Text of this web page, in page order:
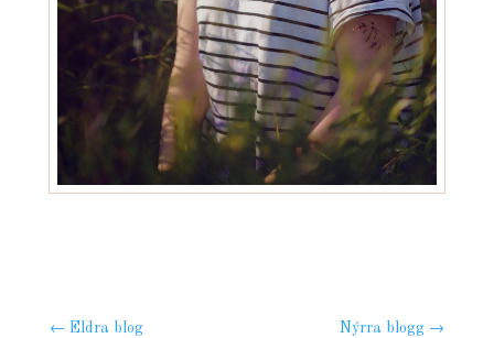
← Eldra blog Nýrra blogg →